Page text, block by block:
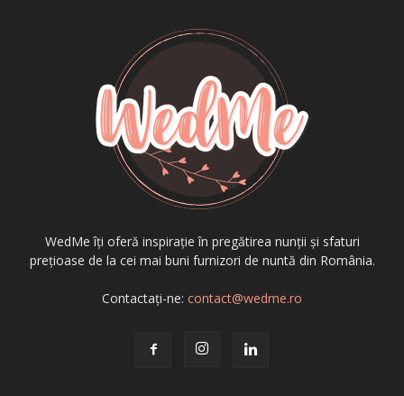
WedMe îți oferă inspirație în pregătirea nunții și sfaturi
prețioase de la cei mai buni furnizori de nuntă din România.
Contactați-ne: contact@wedme.ro